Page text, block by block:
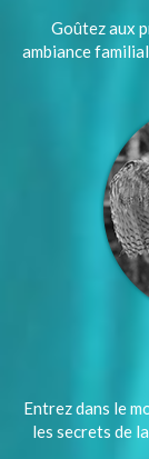
Goûtez aux
ambiance
Entrez dans le
les secrets de